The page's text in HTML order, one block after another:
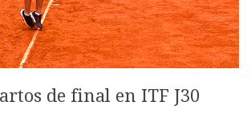
de final en ITF J30